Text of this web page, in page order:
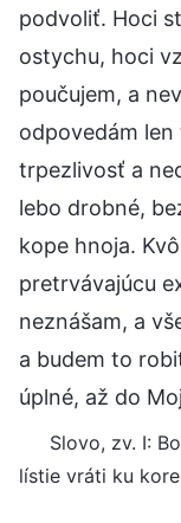
podvoliť. Hoci
ostychu, hoci
poučujem, a
odpovedám
trpezlivosť a
lebo drobné,
kope hnoja.
pretrvávajúcu
neznášam, a
a budem to
úplné, až do
Slovo, zv. I:
lístie vráti ku